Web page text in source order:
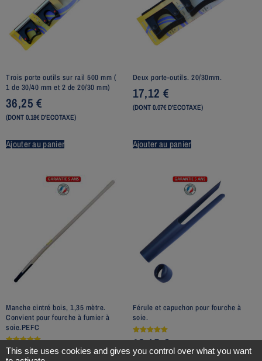
Trois porte outils sur rail 500 mm (
1 de 30/40 mm et 2 de 20/30 mm)
36,25€
(DONT 0.18€ D'ECOTAXE)
Ajouter au panier
Deux porte-outils. 20/30mm.
17,12 €
(DONT 0.07€ D'ECOTAXE)
Ajouter au panier
Manche cintré bois, 1,35 mètre.
Convient pour fourche à fumier à
soie.PEFC
Note
5.00
29,19€
Férule et capuchon pour fourche à
soie.
Note
sur 5
12,45€
(DONT 0.01€ D'ECOTAXE)
This site uses cookies and gives you control over what you want